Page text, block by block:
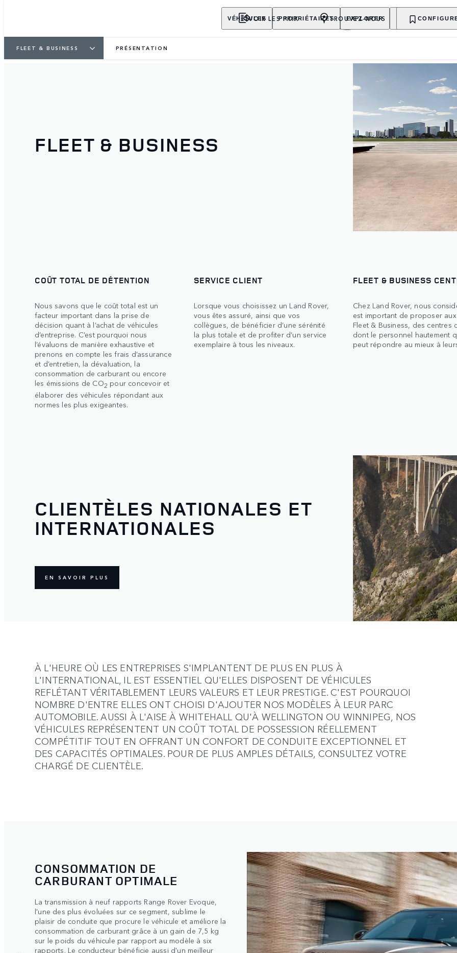
VÉHICULES PROPRIÉTAIRES EXPLORER ACHETER
VOIR LES PRIX TROUVEZ-NOUS
FLEET & BUSINESS PRÉSENTATION
FLEET & BUSINESS
COÛT TOTAL DE DÉTENTION
Nous savons que le coût total est un
facteur important dans la prise de
décision quant à l’achat de véhicules
d’entreprise. C’est pourquoi nous
l’évaluons de manière exhaustive et
prenons en compte les frais d’assurance
et d’entretien, la dévaluation, la
consommation de carburant ou encore
les émissions de CO2 pour concevoir et
élaborer des véhicules répondant aux
normes les plus exigeantes.
SERVICE CLIENT
Lorsque vous choisissez un Land Rover,
vous êtes assuré, ainsi que vos
collègues, de bénéficier d’une sérénité
la plus totale et de profiter d’un service
exemplaire à tous les niveaux.
FLEET & BUSINESS
Chez Land Rover, nous
est important de proposer
Fleet & Business, des centres
dont le personnel hautement
peut répondre au mieux à
CLIENTÈLES NATIONALES ET
INTERNATIONALES
EN SAVOIR PLUS
À L'HEURE OÙ LES ENTREPRISES S'IMPLANTENT DE PLUS EN PLUS À
L'INTERNATIONAL, IL EST ESSENTIEL QU'ELLES DISPOSENT DE VÉHICULES
REFLÉTANT VÉRITABLEMENT LEURS VALEURS ET LEUR PRESTIGE. C'EST POURQUOI
NOMBRE D'ENTRE ELLES ONT CHOISI D'AJOUTER NOS MODÈLES À LEUR PARC
AUTOMOBILE. AUSSI À L'AISE À WHITEHALL QU'À WELLINGTON OU WINNIPEG, NOS
VÉHICULES REPRÉSENTENT UN COÛT TOTAL DE POSSESSION RÉELLEMENT
COMPÉTITIF TOUT EN OFFRANT UN CONFORT DE CONDUITE EXCEPTIONNEL ET
DES CAPACITÉS OPTIMALES. POUR DE PLUS AMPLES DÉTAILS, CONSULTEZ VOTRE
CHARGÉ DE CLIENTÈLE.
CONDUITE PLUS SEREINE
du véhicule plus de 500 fois par seconde et réagit
presque instantanément aux sollicitations du conducteur
ou aux conditions de la chaussée, lui assurant une plus
grande maîtrise et un roulis réduit au minimum. La
conduite devient ainsi plus sereine. Ce système est
notamment disponible sur le Range Rover Sport.